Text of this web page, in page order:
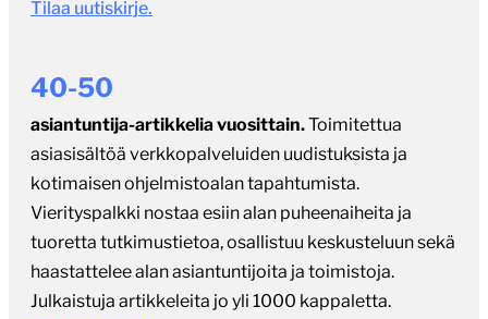
Tilaa uutiskirje.
40-50
asiantuntija-artikkelia vuosittain.Toimitettua
asiasisältöä verkkopalveluiden uudistuksista ja
kotimaisen ohjelmistoalan tapahtumista.
Vierityspalkki nostaa esiin alan puheenaiheita ja
tuoretta tutkimustietoa, osallistuu keskusteluun sekä
haastattelee alan asiantuntijoita ja toimistoja.
Julkaistuja artikkeleita jo yli 1000 kappaletta.